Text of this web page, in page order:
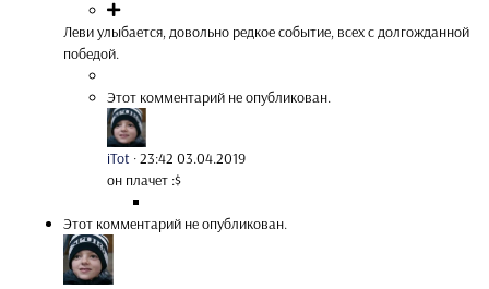
Леви улыбается, довольно редкое событие, всех с долгожданной
победой.
Этот комментарий не опубликован.
iTot ·23:42 03.04.2019
он плачет :$
Этот комментарий не опубликован.